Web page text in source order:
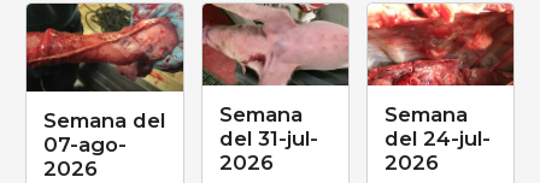
Semana del
07-ago-
2026
Semana
del 31-jul-
2026
Semana
del 24-jul-
2026